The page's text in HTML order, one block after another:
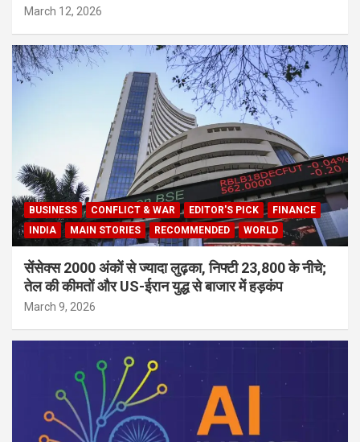
March 12, 2026
BUSINESS CONFLICT & WAR EDITOR'S PICK
FINANCE
INDIA
MAIN STORIES RECOMMENDED WORLD
सेंसेक्स 2000 अंकों से ज्यादा लुढ़का, निफ्टी 23,800 के नीचे;
तेल की कीमतों और US-ईरान युद्ध से बाजार में हड़कंप
March 9, 2026